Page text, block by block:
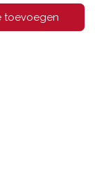
toevoegen